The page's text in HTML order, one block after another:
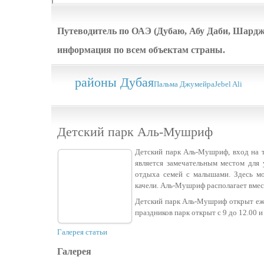
Путеводитель по ОАЭ (Дубаю, Абу Даби,
информация по всем объектам страны.
районы ДубаяПальма ДжумейраJebel Ali
Детский парк Аль-Мушриф
Галерея статьи
Детский парк Аль-Мушриф, вход на
является замечательным местом
отдыха семей с малышами. Здесь
качели. Аль-Мушриф располагает
Детский парк Аль-Мушриф открыт
праздников парк открыт с 9 до 12.00
Галерея